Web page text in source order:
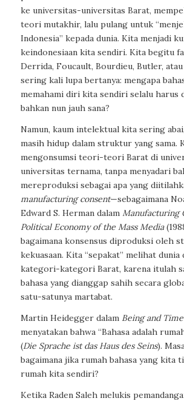
ke universitas-universitas Barat,
teori mutakhir, lalu pulang untuk
Indonesia” kepada dunia. Kita menjadi
keindonesiaan kita sendiri. Kita begitu
Derrida, Foucault, Bourdieu, Butler,
sering kali lupa bertanya: mengapa
memahami diri kita sendiri selalu harus
bahkan nun jauh sana?
Namun, kaum intelektual kita sering
masih hidup dalam struktur yang sama.
mengonsumsi teori-teori Barat di
universitas ternama, tanpa menyadari
mereproduksi sebagai apa yang
manufacturing consent—sebagaimana
Edward S. Herman dalam Manufacturing
Political Economy of the Mass Media
bagaimana konsensus diproduksi oleh
kekuasaan. Kita “sepakat” melihat dunia
kategori-kategori Barat, karena itulah
bahasa yang dianggap sahih secara
satu-satunya martabat.
Martin Heidegger dalam Being and Time
menyatakan bahwa “Bahasa adalah
(Die Sprache ist das Haus des Seins).
bagaimana jika rumah bahasa yang kita
rumah kita sendiri?
Ketika Raden Saleh melukis